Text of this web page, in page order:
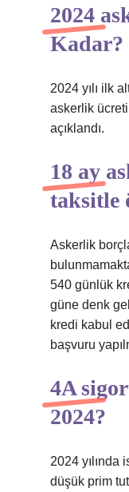
2024
Kadar?
2024 yılı ilk
askerlik
açıklandı.
18 ay
taksitle
Askerlik
540 günlük
güne denk
kredi kabul
başvuru
4A
2024?
2024 yılında
düşük prim